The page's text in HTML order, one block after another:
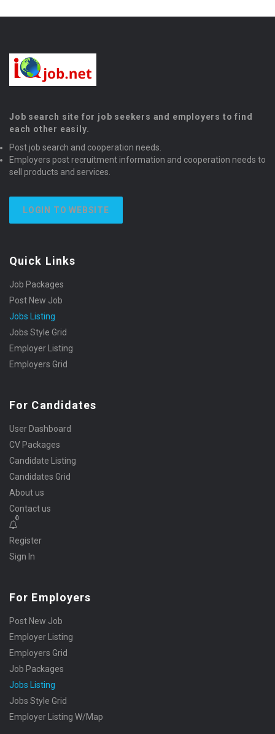
Job search site for job seekers and employers to find
each other easily.
Post job search and cooperation needs.
Employers post recruitment information and cooperation needs to
sell products and services.
LOGIN TO WEBSITE
Quick Links
Job Packages
Post New Job
Jobs Listing
Jobs Style Grid
Employer Listing
Employers Grid
For Candidates
User Dashboard
CV Packages
Candidate Listing
Candidates Grid
About us
Contact us
0
Register
Sign In
For Employers
Post New Job
Employer Listing
Employers Grid
Job Packages
Jobs Listing
Jobs Style Grid
Employer Listing W/Map